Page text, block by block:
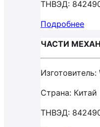
ТНВЭД:
Подробнее
ЧАСТИ
Изготовитель:
Страна: Китай
ТНВЭД: